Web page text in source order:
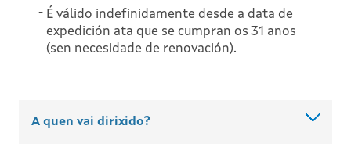
É válido indefinidamente desde a data de
expedición ata que se cumpran os 31 anos
(sen necesidade de renovación).
A quen vai dirixido?